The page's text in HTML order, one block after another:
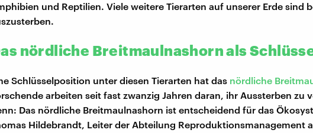
und Reptilien. Viele weitere Tierarten auf unserer Erde sind
nördliche Breitmaulnashorn als
Schlüsselposition unter diesen Tierarten hat das nördliche
arbeiten seit fast zwanzig Jahren daran, ihr Aussterben zu
Das nördliche Breitmaulnashorn ist entscheidend für das
Hildebrandt, Leiter der Abteilung Reproduktionsmanagement